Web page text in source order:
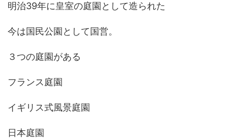
明治39年に皇室の庭園として造られた
今は国民公園として国営。
３つの庭園がある
フランス庭園
イギリス式風景庭園
日本庭園